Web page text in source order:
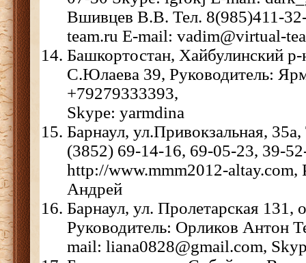
Вшивцев В.В. Тел. 8(985)411-
team.ru E-mail: vadim@virtual-
Башкортостан, Хайбулинский
С.Юлаева 39, Руководитель:
+79279333393,
Skype: yarmdina
Барнаул, ул.Привокзальная,
(3852) 69-14-16, 69-05-23, 39-
http://www.mmm2012-altay.com,
Андрей
Барнаул, ул. Пролетарская 131,
Руководитель: Орликов Антон
mail: liana0828@gmail.com,